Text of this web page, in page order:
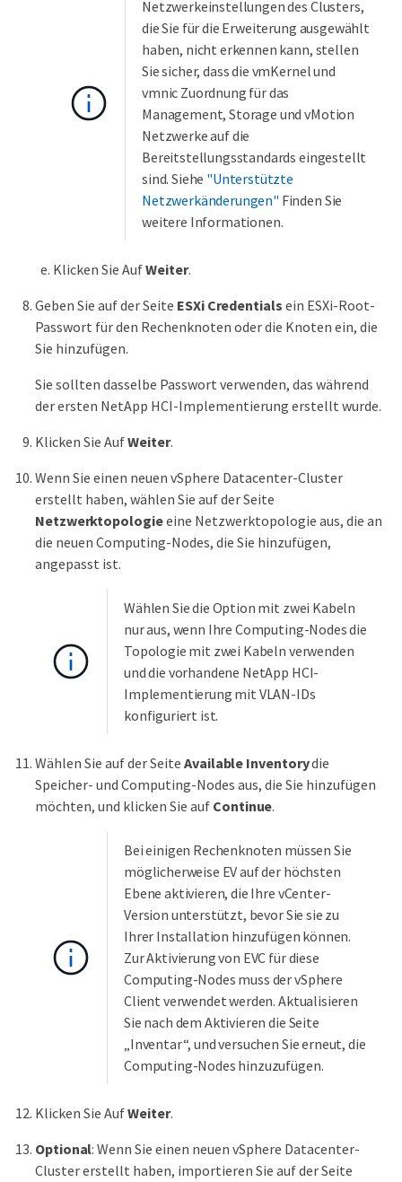
Netzwerkeinstellungen des Clusters,
die Sie für die Erweiterung ausgewählt
haben, nicht erkennen kann, stellen
Sie sicher, dass die vmKernel und
vmnic Zuordnung für das
Management, Storage und vMotion
Netzwerke auf die
Bereitstellungsstandards eingestellt
sind. Siehe "Unterstützte
Netzwerkänderungen" Finden Sie
weitere Informationen.
Klicken Sie AufWeiter.
Geben Sie auf der Seite ESXi Credentials ein ESXi-Root-
Passwort für den Rechenknoten oder die Knoten ein, die
Sie hinzufügen.
Sie sollten dasselbe Passwort verwenden, das während
der ersten NetApp HCI-Implementierung erstellt wurde.
Klicken Sie AufWeiter.
Wenn Sie einen neuen vSphere Datacenter-Cluster
erstellt haben, wählen Sie auf der Seite
Netzwerktopologieeine Netzwerktopologie aus, die an
die neuen Computing-Nodes, die Sie hinzufügen,
angepasst ist.
Wählen Sie die Option mit zwei Kabeln
nur aus, wenn Ihre Computing-Nodes die
Topologie mit zwei Kabeln verwenden
und die vorhandene NetApp HCI-
Implementierung mit VLAN-IDs
konfiguriert ist.
Wählen Sie auf der Seite Available Inventorydie
Speicher- und Computing-Nodes aus, die Sie hinzufügen
möchten, und klicken Sie auf Continue.
Bei einigen Rechenknoten müssen Sie
möglicherweise EV auf der höchsten
Ebene aktivieren, die Ihre vCenter-
Version unterstützt, bevor Sie sie zu
Ihrer Installation hinzufügen können.
Zur Aktivierung von EVC für diese
Computing-Nodes muss der vSphere
Client verwendet werden. Aktualisieren
Sie nach dem Aktivieren die Seite
„Inventar“, und versuchen Sie erneut, die
Computing-Nodes hinzuzufügen.
Klicken Sie AufWeiter.
Optional: Wenn Sie einen neuen vSphere Datacenter-
Cluster erstellt haben, importieren Sie auf der Seite